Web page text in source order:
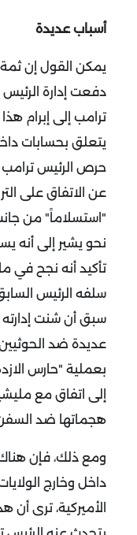
أسباب عديدة
يمكن القول إن ثمة
دفعت إدارة الرئيس
ترامب إلى إبرام هذا
يتعلق بحسابات
حرص الرئيس
عن الاتفاق على
"استسلاماً" من
نحو يشير إلى أنه
تأكيد أنه نجح في
سلفه الرئيس
سبق أن شنت
عديدة ضد
بعملية "حارس
إلى اتفاق مع
هجماتها ضد السفن
ومع ذلك، فإن
داخل وخارج
الأميركية، ترى أن